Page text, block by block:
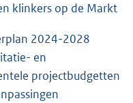
klinkers op de Markt
2024-2028
en
projectbudgetten